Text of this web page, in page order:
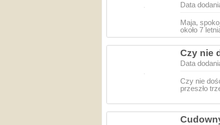
Data
Maja,
około 7
Czy nie
Data
Czy nie
przeszło